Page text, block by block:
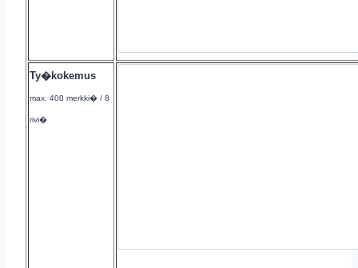
Ty�kokemus
max. 400 merkki� / 8
rivi�